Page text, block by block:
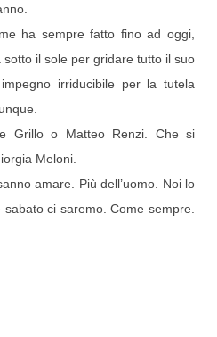
ha sempre fatto fino ad oggi,
il sole per gridare tutto il suo
irriducibile per la tutela
Grillo o Matteo Renzi. Che si
Meloni.
amare. Più dell’uomo. Noi lo
ci saremo. Come sempre.